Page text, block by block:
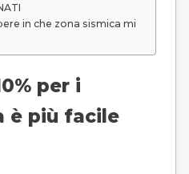
in che zona sismica mi
per i
è più facile